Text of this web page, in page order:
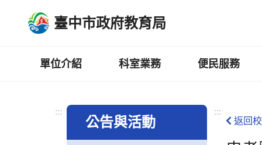
臺中市政府教育局
單位介紹 科室業務 便民服務
:::
公告與活動
:::
返回